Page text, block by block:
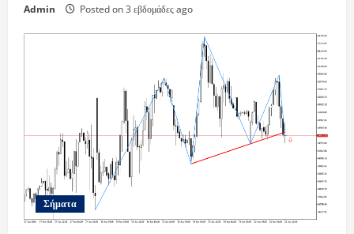
Admin Posted on 3 εβδομάδες ago
Σήματα